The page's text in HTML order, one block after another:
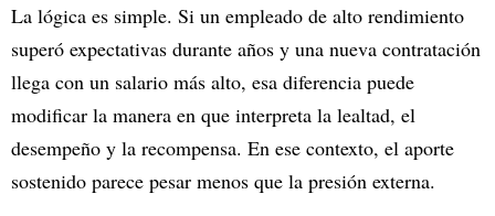
La lógica es simple. Si un empleado de alto rendimiento
superó expectativas durante años y una nueva contratación
llega con un salario más alto, esa diferencia puede
modificar la manera en que interpreta la lealtad, el
desempeño y la recompensa. En ese contexto, el aporte
sostenido parece pesar menos que la presión externa.